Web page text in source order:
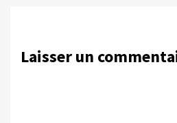
Laisser un